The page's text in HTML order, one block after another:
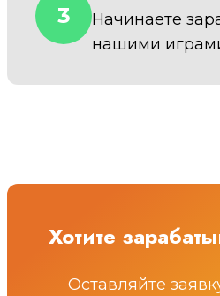
3
Начинаете
нашими
Хотите
Оставляйте